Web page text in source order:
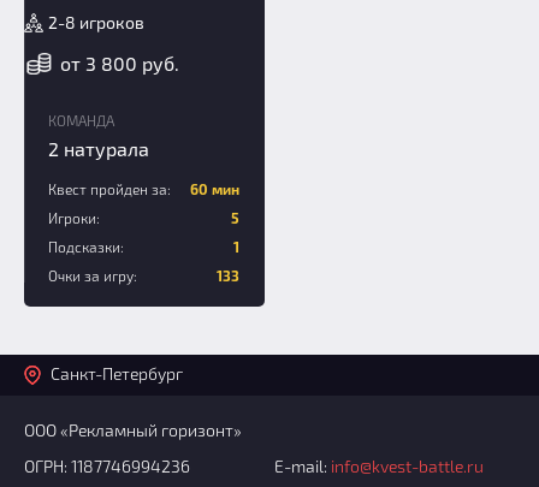
2-8 игроков
от 3 800 руб.
КОМАНДА
2 натурала
Квест пройден за:
60 мин
Игроки:
5
Подсказки:
1
Очки за игру:
133
Санкт-Петербург
ООО «Рекламный горизонт»
ОГРН: 1187746994236
E-mail: info@kvest-battle.ru